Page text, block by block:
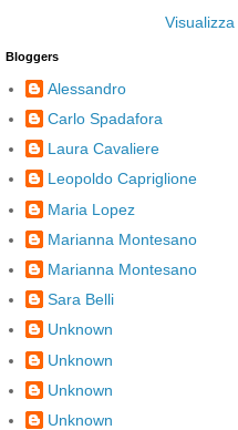
Bloggers
Alessandro
Carlo Spadafora
Laura Cavaliere
Leopoldo Capriglione
Maria Lopez
Marianna Montesano
Marianna Montesano
Sara Belli
Unknown
Unknown
Unknown
Unknown